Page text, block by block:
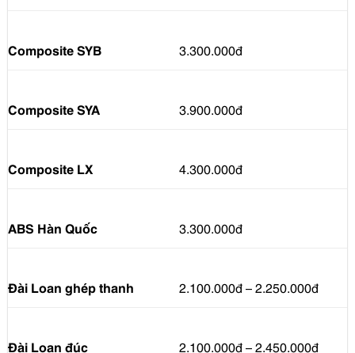
Composite SYB 3.300.000đ
Composite SYA 3.900.000đ
Composite LX 4.300.000đ
ABS Hàn Quốc 3.300.000đ
Đài Loan ghép thanh 2.100.000đ – 2.250.000đ
Đài Loan đúc 2.100.000đ – 2.450.000đ